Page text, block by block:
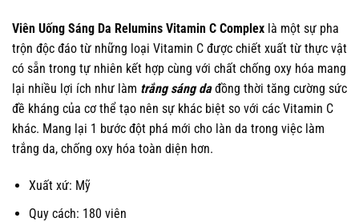
Viên Uống Sáng Da Relumins Vitamin C Complex là một sự pha
trộn độc đáo từ những loại Vitamin C được chiết xuất từ thực vật
có sẵn trong tự nhiên kết hợp cùng với chất chống oxy hóa mang
lại nhiều lợi ích như làm trắng sáng dađồng thời tăng cường sức
đề kháng của cơ thể tạo nên sự khác biệt so với các Vitamin C
khác. Mang lại 1 bước đột phá mới cho làn da trong việc làm
trắng da, chống oxy hóa toàn diện hơn.
Xuất xứ: Mỹ
Quy cách: 180 viên